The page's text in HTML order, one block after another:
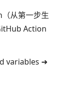
从第一步生
Action
variables ➜